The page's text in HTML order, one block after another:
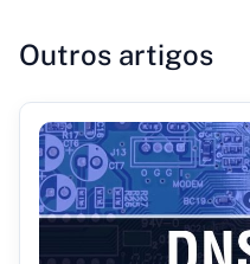
Outros artigos